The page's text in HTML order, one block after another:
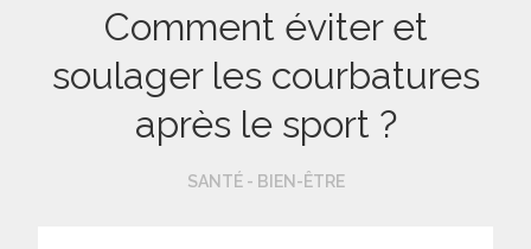
Comment éviter et
soulager les courbatures
après le sport ?
SANTÉ - BIEN-ÊTRE